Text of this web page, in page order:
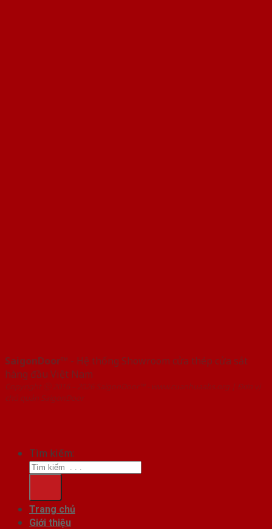
SaigonDoor™ - Hệ thống Showroom cửa thép cửa sắt
hàng đầu Việt Nam
Copyright ⓒ 2016 – 2026 SaigonDoor™ - www.cuanhuaabs.org | Đơn vị
chủ quản SaigonDoor
Tìm kiếm:
Trang chủ
Giới thiệu